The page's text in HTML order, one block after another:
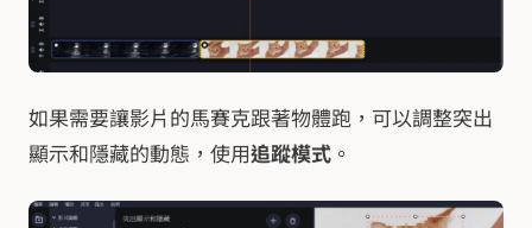
如果需要讓影片的馬賽克跟著物體跑，可以調整突出
顯示和隱藏的動態，使用追蹤模式 。